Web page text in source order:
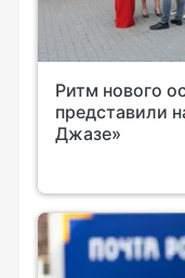
Ритм нового
представили
Джазе»